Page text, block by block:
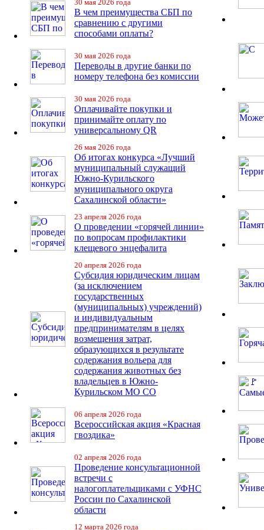
30 мая 2026 года
В чем преимущества СБП по
сравнению с другими
способами оплаты?
30 мая 2026 года
Переводы в другие банки по
номеру телефона без комиссии
30 мая 2026 года
Оплачивайте покупки и
принимайте оплату по
универсальному QR
26 мая 2026 года
Об итогах конкурса «Лучший
муниципальный служащий
Южно-Курильского
муниципального округа
Сахалинской области»
23 апреля 2026 года
О проведении «горячей линии»
по вопросам профилактики
клещевого энцефалита
20 апреля 2026 года
Субсидия юридическим лицам
(за исключением
государственных
(муниципальных) учреждений)
и индивидуальным
предпринимателям в целях
возмещения затрат,
образующихся в результате
содержания вольера для
содержания животных без
владельцев в Южно-
Курильском МО СО
06 апреля 2026 года
Всероссийская акция «Красная
гвоздика»
02 апреля 2026 года
Проведение консультационной
встречи с
налогоплательщиками с УФНС
России по Сахалинской
области
12 марта 2026 года